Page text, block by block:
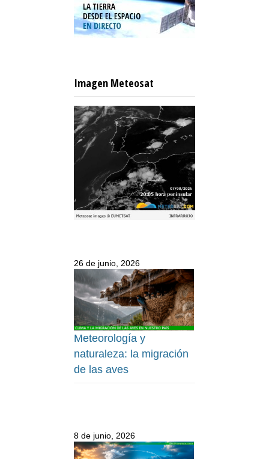
Imagen Meteosat
26 de junio, 2026
Meteorología y
naturaleza: la migración
de las aves
8 de junio, 2026